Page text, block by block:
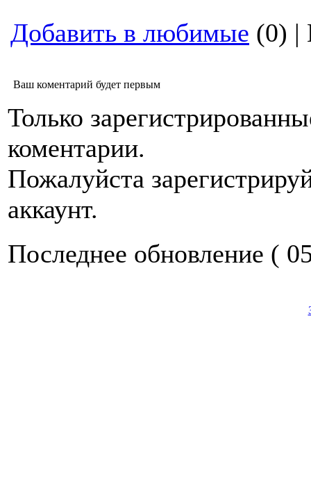
Добавить в любимые (0) |
Ваш коментарий будет первым
Только
коментарии.
Пожалуйста
аккаунт.
Последнее обновление (